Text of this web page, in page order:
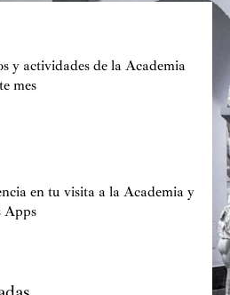
y actividades de la Academia
mes
en tu visita a la Academia y
Apps